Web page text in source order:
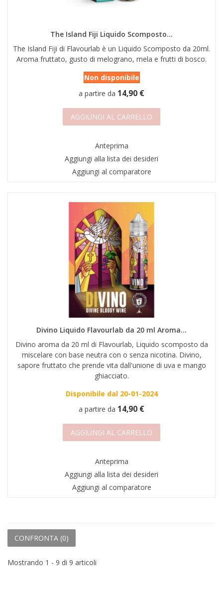
The Island Fiji Liquido Scomposto...
The Island Fiji di Flavourlab è un Liquido Scomposto da 20ml.
Aroma fruttato, gusto di melograno, mela e frutti di bosco.
Non disponibile
a partire da 14,90 €
AGGIUNGI AL CARRELLO
Anteprima
Aggiungi alla lista dei desideri
Aggiungi al comparatore
Divino Liquido Flavourlab da 20 ml Aroma...
Divino aroma da 20 ml di Flavourlab, Liquido scomposto da
miscelare con base neutra con o senza nicotina. Divino,
sapore fruttato che prende vita dall'unione di uva e mango
ghiacciato.
Disponibile dal 20-01-2024
a partire da 14,90 €
AGGIUNGI AL CARRELLO
Anteprima
Aggiungi alla lista dei desideri
Aggiungi al comparatore
CONFRONTA (0)
Mostrando 1 - 9 di 9 articoli